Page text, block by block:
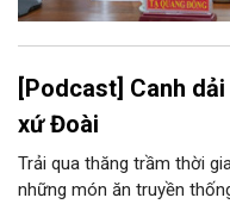
[Podcast] Canh
xứ Đoài
Trải qua thăng trầm thời
những món ăn truyền